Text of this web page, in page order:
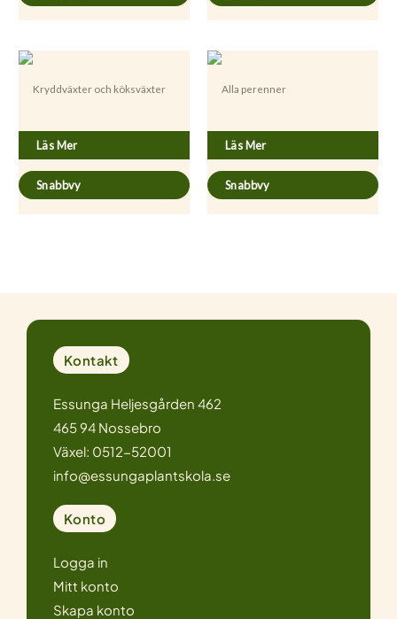
Kryddväxter och köksväxter
Läs Mer
Snabbvy
Alla perenner
Läs Mer
Snabbvy
Kontakt
Essunga Heljesgården 462
465 94 Nossebro
Växel: 0512-52001
info@essungaplantskola.se
Konto
Logga in
Mitt konto
Skapa konto